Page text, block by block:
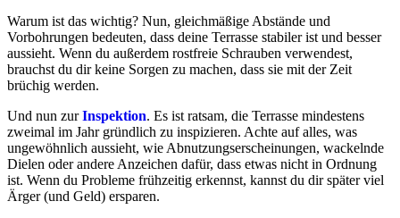
Warum ist das wichtig? Nun, gleichmäßige Abstände und
Vorbohrungen bedeuten, dass deine Terrasse stabiler ist und besser
aussieht. Wenn du außerdem rostfreie Schrauben verwendest,
brauchst du dir keine Sorgen zu machen, dass sie mit der Zeit
brüchig werden.
Und nun zurInspektion. Es ist ratsam, die Terrasse mindestens
zweimal im Jahr gründlich zu inspizieren. Achte auf alles, was
ungewöhnlich aussieht, wie Abnutzungserscheinungen, wackelnde
Dielen oder andere Anzeichen dafür, dass etwas nicht in Ordnung
ist. Wenn du Probleme frühzeitig erkennst, kannst du dir später viel
Ärger (und Geld) ersparen.